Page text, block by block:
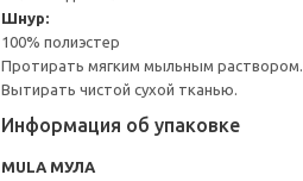
Шнур:
100% полиэстер
Протирать мягким мыльным раствором.
Вытирать чистой сухой тканью.
Информация об упаковке
MULA МУЛА